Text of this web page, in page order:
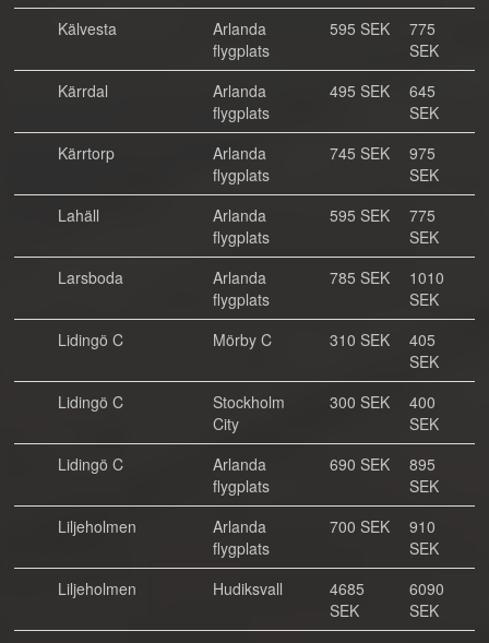
Kälvesta
Arlanda
flygplats
595 SEK
775
SEK
Kärrdal
Arlanda
flygplats
495 SEK
645
SEK
Kärrtorp
Arlanda
flygplats
745 SEK
975
SEK
Lahäll
Arlanda
flygplats
595 SEK
775
SEK
Larsboda
Arlanda
flygplats
785 SEK
1010
SEK
Lidingö C
Mörby C 310 SEK
405
SEK
Lidingö C
Stockholm
City
300 SEK
400
SEK
Lidingö C
Arlanda
flygplats
690 SEK
895
SEK
Liljeholmen
Arlanda
flygplats
700 SEK
910
SEK
Liljeholmen
Hudiksvall
4685
SEK
6090
SEK